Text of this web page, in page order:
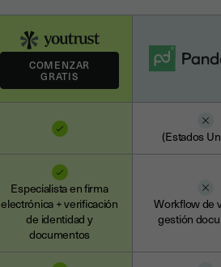
(Estados
Especialista en firma
electrónica + verificación
de identidad y
documentos
Workflow de
gestión